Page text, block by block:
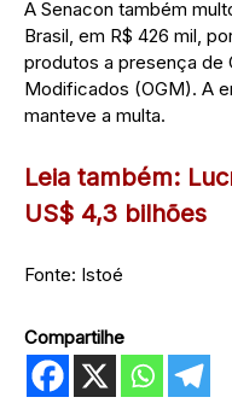
A Senacon também
Brasil, em R$ 426 mil,
produtos a presença de
Modificados (OGM). A
manteve a multa.
Leia também:
US$ 4,3 bilhões
Fonte: Istoé
Compartilhe